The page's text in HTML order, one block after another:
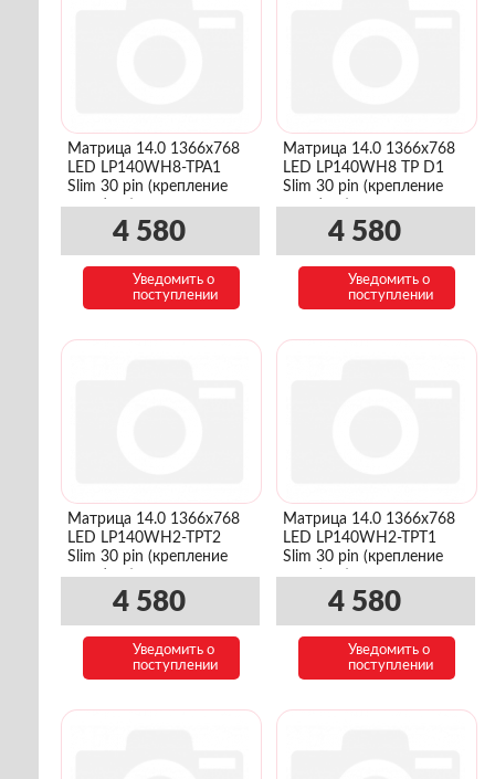
Матрица 14.0 1366x768
LED LP140WH8-TPA1
Slim 30 pin (крепление
верх/низ)
4 580
Уведомить о
поступлении
Матрица 14.0 1366x768
LED LP140WH8 TP D1
Slim 30 pin (крепление
верх/низ)
4 580
Уведомить о
поступлении
Матрица 14.0 1366x768
LED LP140WH2-TPT2
Slim 30 pin (крепление
верх/низ)
4 580
Уведомить о
поступлении
Матрица 14.0 1366x768
LED LP140WH2-TPT1
Slim 30 pin (крепление
верх/низ)
4 580
Уведомить о
поступлении